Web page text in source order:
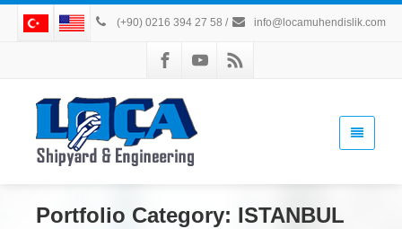
(+90) 0216 394 27 58 / info@locamuhendislik.com
Portfolio Category: ISTANBUL